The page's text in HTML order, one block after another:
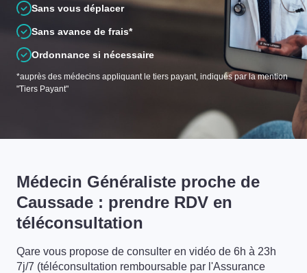
Sans vous déplacer
Sans avance de frais*
Ordonnance si nécessaire
*auprès des médecins appliquant le tiers payant, indiqués par la mention
"Tiers Payant"
Médecin Généraliste proche de
Caussade : prendre RDV en
téléconsultation
Qare vous propose de consulter en vidéo de 6h à 23h
7j/7 (téléconsultation remboursable par l'Assurance